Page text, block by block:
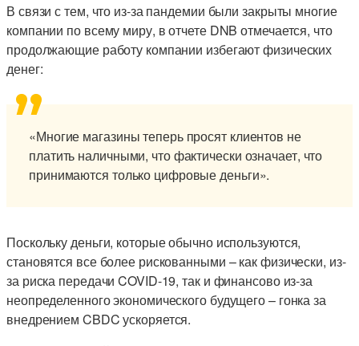
В связи с тем, что из-за пандемии были закрыты многие
компании по всему миру, в отчете DNB отмечается, что
продолжающие работу компании избегают физических
денег:
«Многие магазины теперь просят клиентов не
платить наличными, что фактически означает, что
принимаются только цифровые деньги».
Поскольку деньги, которые обычно используются,
становятся все более рискованными – как физически, из-
за риска передачи COVID-19, так и финансово из-за
неопределенного экономического будущего – гонка за
внедрением CBDC ускоряется.